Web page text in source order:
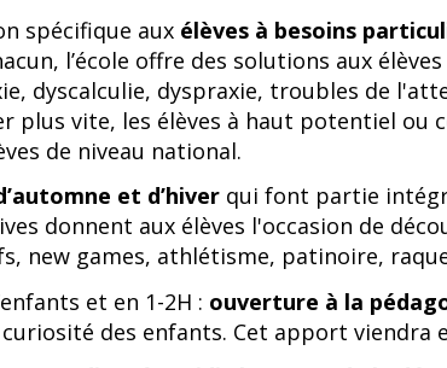
spécifique aux élèves à besoins
l’école offre des solutions aux
dyscalculie, dyspraxie, troubles de
plus vite, les élèves à haut potentiel ou
de niveau national.
et d’hiver qui font partie
donnent aux élèves l'occasion de
new games, athlétisme, patinoire,
et en 1-2H : ouverture à la
des enfants. Cet apport viendra